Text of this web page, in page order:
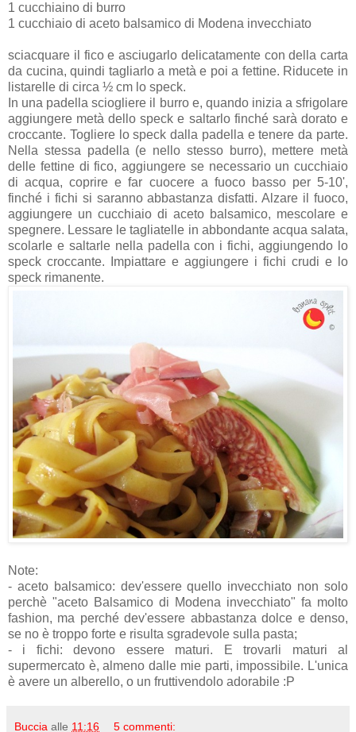
1 cucchiaino di burro
1 cucchiaio di aceto balsamico di Modena invecchiato
sciacquare il fico e asciugarlo delicatamente con della carta
da cucina, quindi tagliarlo a metà e poi a fettine. Riducete in
listarelle di circa ½ cm lo speck.
In una padella sciogliere il burro e, quando inizia a sfrigolare
aggiungere metà dello speck e saltarlo finché sarà dorato e
croccante. Togliere lo speck dalla padella e tenere da parte.
Nella stessa padella (e nello stesso burro), mettere metà
delle fettine di fico, aggiungere se necessario un cucchiaio
di acqua, coprire e far cuocere a fuoco basso per 5-10',
finché i fichi si saranno abbastanza disfatti. Alzare il fuoco,
aggiungere un cucchiaio di aceto balsamico, mescolare e
spegnere. Lessare le tagliatelle in abbondante acqua salata,
scolarle e saltarle nella padella con i fichi, aggiungendo lo
speck croccante. Impiattare e aggiungere i fichi crudi e lo
speck rimanente.
Note:
- aceto balsamico: dev'essere quello invecchiato non solo
perchè "aceto Balsamico di Modena invecchiato" fa molto
fashion, ma perché dev'essere abbastanza dolce e denso,
se no è troppo forte e risulta sgradevole sulla pasta;
- i fichi: devono essere maturi. E trovarli maturi al
supermercato è, almeno dalle mie parti, impossibile. L'unica
è avere un alberello, o un fruttivendolo adorabile :P
Buccia alle 11:16 5 commenti: